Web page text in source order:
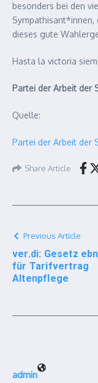
besonders bei den
Sympathisant*innen,
dieses gute
Hasta la victoria
Partei der Arbeit der
Quelle:
Partei der Arbeit der
Share Article
Previous Article
ver.di: Gesetz
für Tarifvertrag
Altenpflege
admin